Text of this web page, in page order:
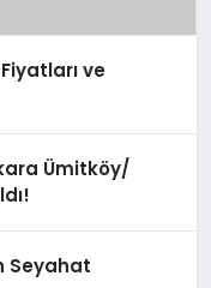
ve
Ümitköy/
Seyahat